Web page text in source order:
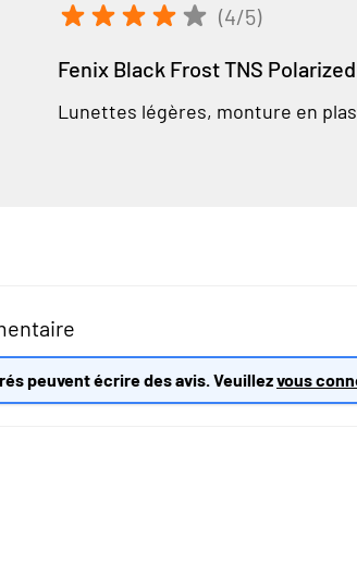
(4/5)
Fenix Black Frost TNS Polarized
Lunettes légères, monture en
peuvent écrire des avis. Veuillezvous